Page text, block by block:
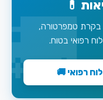
💊
בקרת טמפרטורה,
רפואי בטוח.
רפואי 🚚